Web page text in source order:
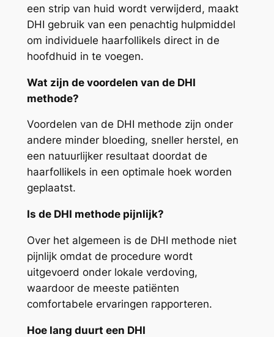
een strip van huid wordt verwijderd, maakt
DHI gebruik van een penachtig hulpmiddel
om individuele haarfollikels direct in de
hoofdhuid in te voegen.
Wat zijn de voordelen van de DHI
methode?
Voordelen van de DHI methode zijn onder
andere minder bloeding, sneller herstel, en
een natuurlijker resultaat doordat de
haarfollikels in een optimale hoek worden
geplaatst.
Is de DHI methode pijnlijk?
Over het algemeen is de DHI methode niet
pijnlijk omdat de procedure wordt
uitgevoerd onder lokale verdoving,
waardoor de meeste patiënten
comfortabele ervaringen rapporteren.
Hoe lang duurt een DHI